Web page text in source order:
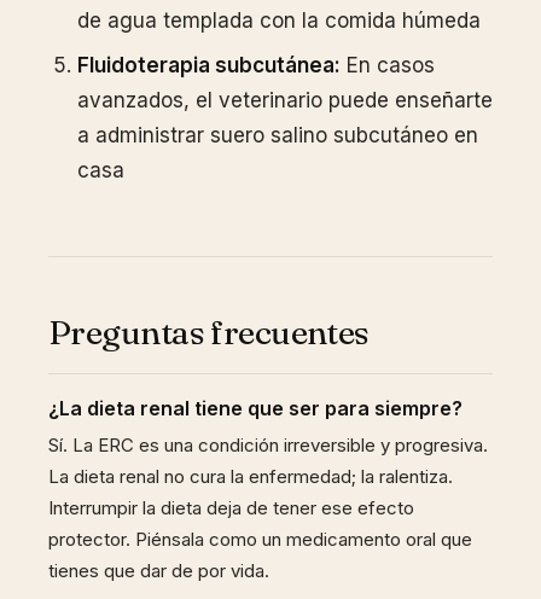
de agua templada con la comida húmeda
Fluidoterapia subcutánea: En casos
avanzados, el veterinario puede enseñarte
a administrar suero salino subcutáneo en
casa
Preguntas frecuentes
¿La dieta renal tiene que ser para siempre?
Sí. La ERC es una condición irreversible y progresiva.
La dieta renal no cura la enfermedad; la ralentiza.
Interrumpir la dieta deja de tener ese efecto
protector. Piénsala como un medicamento oral que
tienes que dar de por vida.